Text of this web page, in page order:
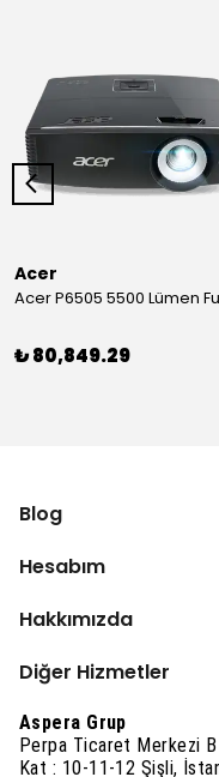
Acer
₺ 80,849.29
Blog
Hesabım
Hakkımızda
Diğer Hizmetler
Aspera Grup
Perpa Ticaret Merkezi
Kat : 10-11-12 Şişli,